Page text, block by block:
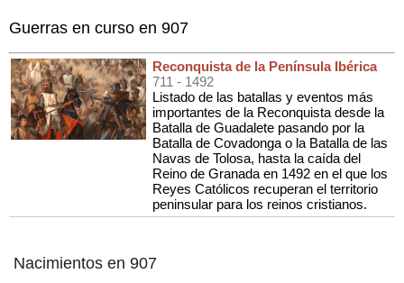
Guerras en curso en 907
Reconquista de la Península Ibérica
711 - 1492
Listado de las batallas y eventos más
importantes de la Reconquista desde la
Batalla de Guadalete pasando por la
Batalla de Covadonga o la Batalla de las
Navas de Tolosa, hasta la caída del
Reino de Granada en 1492 en el que los
Reyes Católicos recuperan el territorio
peninsular para los reinos cristianos.
Nacimientos en 907